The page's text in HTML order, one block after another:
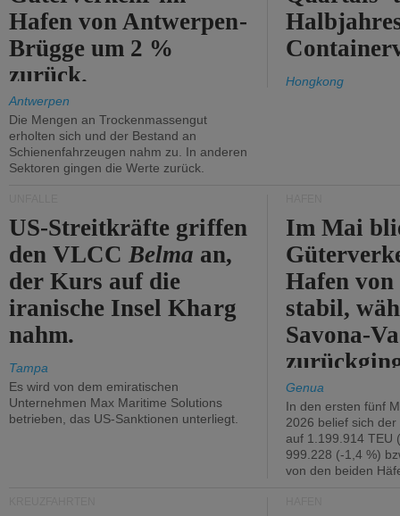
Hafen von Antwerpen-
Brügge um 2 %
zurück.
Antwerpen
Die Mengen an Trockenmassengut
erholten sich und der Bestand an
Schienenfahrzeugen nahm zu. In anderen
Sektoren gingen die Werte zurück.
Hongkong
US-Streitkräfte griffen
den VLCCBelma an,
der Kurs auf die
iranische Insel Kharg
nahm.
Tampa
Es wird von dem emiratischen
Unternehmen Max Maritime Solutions
betrieben, das US-Sanktionen unterliegt.
Im Mai
Hafen von
stabil,
Savona-
Genua
In den ersten fünf
2026 belief sich
auf 1.199.914 TEU
999.228 (-1,4 %)
von den beiden